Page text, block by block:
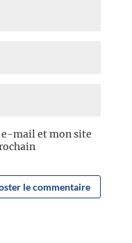
mail et mon site